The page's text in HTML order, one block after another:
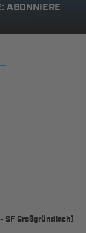
ABONNIERE
SF Großgründlach)